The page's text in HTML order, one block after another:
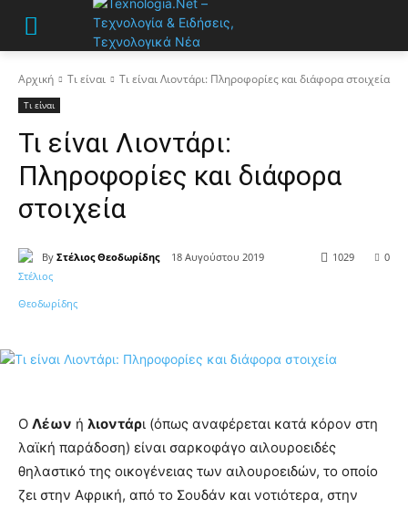
Αρχική Τι είναι Τι είναι Λιοντάρι: Πληροφορίες και διάφορα στοιχεία
Τι είναι
Τι είναι Λιοντάρι:
Πληροφορίες και διάφορα
στοιχεία
By Στέλιος Θεοδωρίδης 18 Αυγούστου 2019 0
1029
Ο Λέων ή λιοντάρι (όπως αναφέρεται κατά κόρον στη
λαϊκή παράδοση) είναι σαρκοφάγο αιλουροειδές
θηλαστικό της οικογένειας των αιλουροειδών, το οποίο
ζει στην Αφρική, από το Σουδάν και νοτιότερα, στην